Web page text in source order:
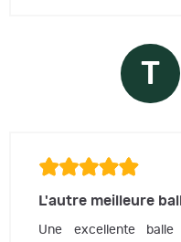
T
L'autre meilleure
Une excellente